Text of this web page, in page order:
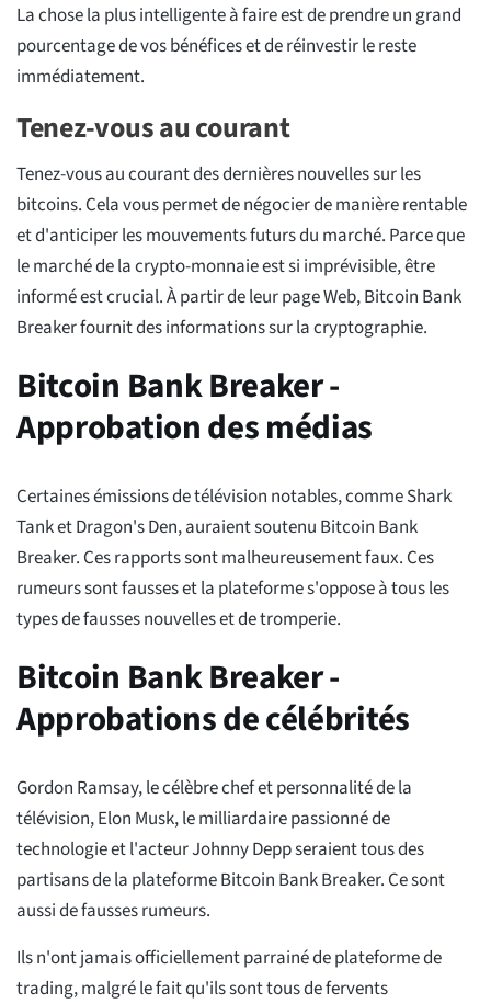
La chose la plus intelligente à faire est de prendre un grand
pourcentage de vos bénéfices et de réinvestir le reste
immédiatement.
Tenez-vous au courant
Tenez-vous au courant des dernières nouvelles sur les
bitcoins. Cela vous permet de négocier de manière rentable
et d'anticiper les mouvements futurs du marché. Parce que
le marché de la crypto-monnaie est si imprévisible, être
informé est crucial. À partir de leur page Web, Bitcoin Bank
Breaker fournit des informations sur la cryptographie.
Bitcoin Bank Breaker -
Approbation des médias
Certaines émissions de télévision notables, comme Shark
Tank et Dragon's Den, auraient soutenu Bitcoin Bank
Breaker. Ces rapports sont malheureusement faux. Ces
rumeurs sont fausses et la plateforme s'oppose à tous les
types de fausses nouvelles et de tromperie.
Bitcoin Bank Breaker -
Approbations de célébrités
Gordon Ramsay, le célèbre chef et personnalité de la
télévision, Elon Musk, le milliardaire passionné de
technologie et l'acteur Johnny Depp seraient tous des
partisans de la plateforme Bitcoin Bank Breaker. Ce sont
aussi de fausses rumeurs.
Ils n'ont jamais officiellement parrainé de plateforme de
trading, malgré le fait qu'ils sont tous de fervents